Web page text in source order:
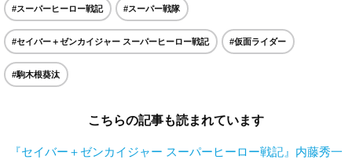
#スーパーヒーロー戦記 #スーパー戦隊
#セイバー＋ゼンカイジャー スーパーヒーロー戦記 #仮面ライダー
#駒木根葵汰
こちらの記事も読まれています
『セイバー＋ゼンカイジャー スーパーヒーロー戦記』内藤秀一